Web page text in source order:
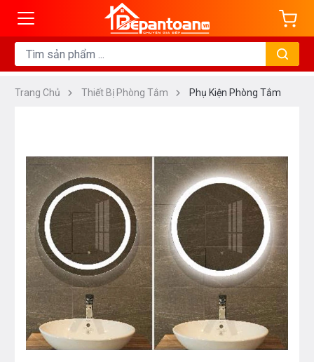
Trang Chủ Thiết Bị Phòng Tắm Phụ Kiện Phòng Tắm